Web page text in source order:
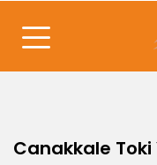
Canakkale